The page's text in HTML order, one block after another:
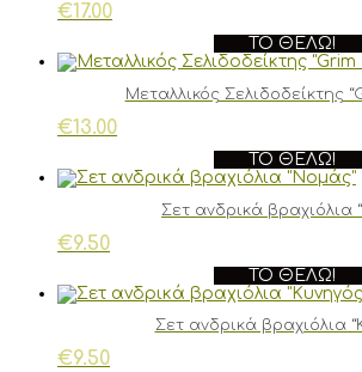
€17.00
ΤΟ ΘΈΛΩ!
Μεταλλικός Σελιδοδείκτης
€13.00
ΤΟ ΘΈΛΩ!
Σετ ανδρικά βραχιόλια
€9.50
ΤΟ ΘΈΛΩ!
Σετ ανδρικά βραχιόλια
€9.50